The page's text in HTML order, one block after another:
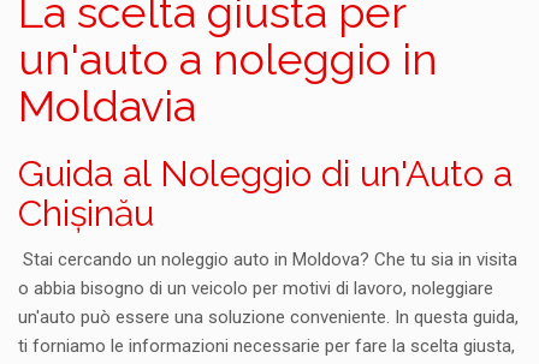
La scelta giusta per
un'auto a noleggio in
Moldavia
Guida al Noleggio di un'Auto a
Chișinău
Stai cercando un noleggio auto in Moldova? Che tu sia in visita
o abbia bisogno di un veicolo per motivi di lavoro, noleggiare
un'auto può essere una soluzione conveniente. In questa guida,
ti forniamo le informazioni necessarie per fare la scelta giusta,